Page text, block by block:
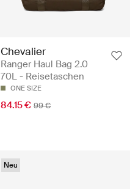
Chevalier
Ranger Haul Bag 2.0
70L - Reisetaschen
ONE SIZE
84.15 € 99 €
Neu